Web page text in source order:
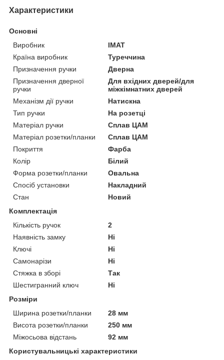
Характеристики
Основні
Виробник
IMAT
Країна виробник
Туреччина
Призначення ручки
Дверна
Призначення дверної
ручки
Для вхідних дверей/для
міжкімнатних дверей
Механізм дії ручки
Натискна
Тип ручки
На розетці
Матеріал ручки
Сплав ЦАМ
Матеріал розетки/планки
Сплав ЦАМ
Покриття
Фарба
Колір
Білий
Форма розетки/планки
Овальна
Спосіб установки
Накладний
Стан
Новий
Комплектація
Кількість ручок
2
Наявність замку
Ні
Ключі
Ні
Самонарізи
Ні
Стяжка в зборі
Так
Шестигранний ключ
Ні
Розміри
Ширина розетки/планки
28 мм
Висота розетки/планки
250 мм
Міжосьова відстань
92 мм
Користувальницькі характеристики